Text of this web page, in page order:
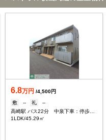
6.8万円 /4,500円
敷
-- 礼
--
高崎駅 バス22分 中泉下車：停歩6分
1LDK/45.29㎡